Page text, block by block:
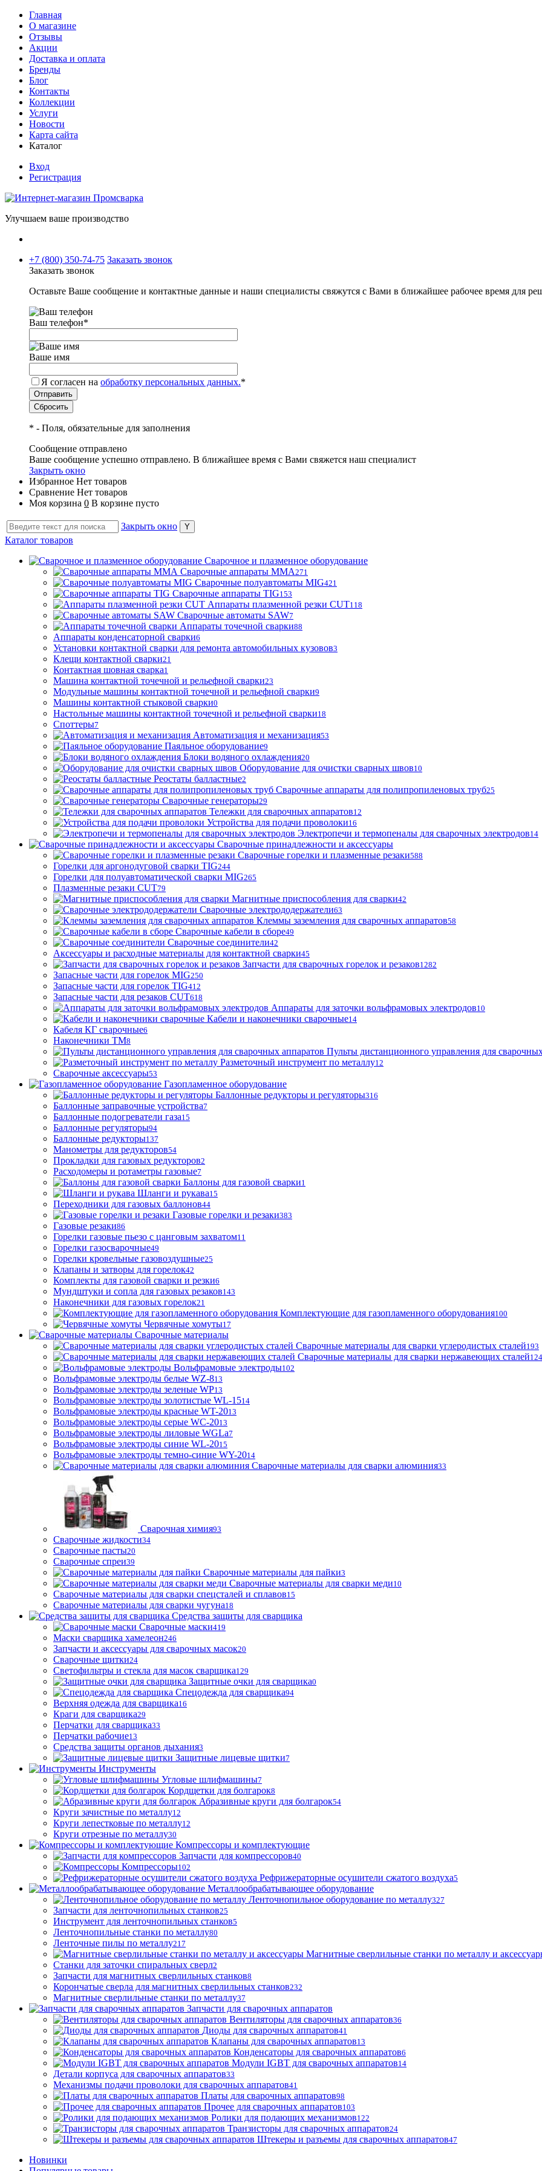
Главная
О магазине
Отзывы
Акции
Доставка и оплата
Бренды
Блог
Контакты
Коллекции
Услуги
Новости
Карта сайта
Каталог
Вход
Регистрация
Улучшаем ваше производство
+7 (800) 350-74-75 Заказать звонок
Заказать звонок
Оставьте Ваше сообщение и контактные данные и наши специалисты свяжутся с Вами в ближайшее рабочее время для
Ваш телефон*
Ваше имя
Я согласен на обработку персональных данных.*
* - Поля, обязательные для заполнения
Сообщение отправлено
Ваше сообщение успешно отправлено. В ближайшее время с Вами свяжется наш специалист
Закрыть окно
Избранное Нет товаров
Сравнение Нет товаров
Моя корзина 0 В корзине пусто
Закрыть окно
Каталог товаров
Сварочное и плазменное оборудование
Сварочные аппараты MMA271
Сварочные полуавтоматы MIG421
Сварочные аппараты TIG153
Аппараты плазменной резки CUT118
Сварочные автоматы SAW7
Аппараты точечной сварки88
Аппараты конденсаторной сварки6
Установки контактной сварки для ремонта автомобильных кузовов3
Клещи контактной сварки21
Контактная шовная сварка1
Машина контактной точечной и рельефной сварки23
Модульные машины контактной точечной и рельефной сварки9
Машины контактной стыковой сварки0
Настольные машины контактной точечной и рельефной сварки18
Споттеры7
Автоматизация и механизация53
Паяльное оборудование9
Блоки водяного охлаждения20
Оборудование для очистки сварных швов10
Реостаты балластные2
Сварочные аппараты для полипропиленовых труб25
Сварочные генераторы29
Тележки для сварочных аппаратов12
Устройства для подачи проволоки16
Электропечи и термопеналы для сварочных электродов14
Сварочные принадлежности и аксессуары
Сварочные горелки и плазменные резаки588
Горелки для аргонодуговой сварки TIG244
Горелки для полуавтоматической сварки MIG265
Плазменные резаки CUT79
Магнитные приспособления для сварки42
Сварочные электрододержатели63
Клеммы заземления для сварочных аппаратов58
Сварочные кабели в сборе49
Сварочные соединители42
Аксессуары и расходные материалы для контактной сварки45
Запчасти для сварочных горелок и резаков1282
Запасные части для горелок MIG250
Запасные части для горелок TIG412
Запасные части для резаков CUT618
Аппараты для заточки вольфрамовых электродов10
Кабели и наконечники сварочные14
Кабеля КГ сварочные6
Наконечники ТМ8
Пульты дистанционного управления для
Разметочный инструмент по металлу12
Сварочные аксессуары53
Газопламенное оборудование
Баллонные редукторы и регуляторы316
Баллонные заправочные устройства7
Баллонные подогреватели газа15
Баллонные регуляторы94
Баллонные редукторы137
Манометры для редукторов54
Прокладки для газовых редукторов2
Расходомеры и ротаметры газовые7
Баллоны для газовой сварки1
Шланги и рукава15
Переходники для газовых баллонов44
Газовые горелки и резаки383
Газовые резаки86
Горелки газовые пьезо с цанговым захватом11
Горелки газосварочные49
Горелки кровельные газовоздушные25
Клапаны и затворы для горелок42
Комплекты для газовой сварки и резки6
Мундштуки и сопла для газовых резаков143
Наконечники для газовых горелок21
Комплектующие для газопламенного оборудования100
Червячные хомуты17
Сварочные материалы
Сварочные материалы для сварки углеродистых сталей193
Сварочные материалы для сварки нержавеющих сталей124
Вольфрамовые электроды102
Вольфрамовые электроды белые WZ-813
Вольфрамовые электроды зеленые WP13
Вольфрамовые электроды золотистые WL-1514
Вольфрамовые электроды красные WT-2013
Вольфрамовые электроды серые WC-2013
Вольфрамовые электроды лиловые WGLa7
Вольфрамовые электроды синие WL-2015
Вольфрамовые электроды темно-синие WY-2014
Сварочные материалы для сварки алюминия33
Сварочная химия93
Сварочные жидкости34
Сварочные пасты20
Сварочные спреи39
Сварочные материалы для пайки3
Сварочные материалы для сварки меди10
Сварочные материалы для сварки спецсталей и сплавов15
Сварочные материалы для сварки чугуна18
Средства защиты для сварщика
Сварочные маски419
Маски сварщика хамелеон246
Запчасти и аксессуары для сварочных масок20
Сварочные щитки24
Светофильтры и стекла для масок сварщика129
Защитные очки для сварщика0
Спецодежда для сварщика94
Верхняя одежда для сварщика16
Краги для сварщика29
Перчатки для сварщика33
Перчатки рабочие13
Средства защиты органов дыхания3
Защитные лицевые щитки7
Инструменты
Угловые шлифмашины7
Кордщетки для болгарок8
Абразивные круги для болгарок54
Круги зачистные по металлу12
Круги лепестковые по металлу12
Круги отрезные по металлу30
Компрессоры и комплектующие
Запчасти для компрессоров40
Компрессоры102
Рефрижераторные осушители сжатого воздуха5
Металлообрабатывающее оборудование
Ленточнопильное оборудование по металлу327
Запчасти для ленточнопильных станков25
Инструмент для ленточнопильных станков5
Ленточнопильные станки по металлу80
Ленточные пилы по металлу217
Магнитные сверлильные станки по металлу и
Станки для заточки спиральных сверл2
Запчасти для магнитных сверлильных станков8
Корончатые сверла для магнитных сверлильных станков232
Магнитные сверлильные станки по металлу37
Запчасти для сварочных аппаратов
Вентиляторы для сварочных аппаратов36
Диоды для сварочных аппаратов41
Клапаны для сварочных аппаратов13
Конденсаторы для сварочных аппаратов6
Модули IGBT для сварочных аппаратов14
Детали корпуса для сварочных аппаратов33
Механизмы подачи проволоки для сварочных аппаратов41
Платы для сварочных аппаратов98
Прочее для сварочных аппаратов103
Ролики для подающих механизмов122
Транзисторы для сварочных аппаратов24
Штекеры и разъемы для сварочных аппаратов47
Новинки